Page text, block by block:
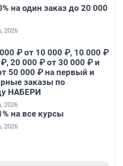
на один заказ до 20 000
2026
₽ от 10 000 ₽, 10 000 ₽
20 000 ₽ от 30 000 ₽ и
50 000 ₽ на первый и
заказы по
НАБЕРИ
2026
на все курсы
2026